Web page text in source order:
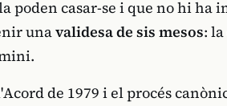
poden casar-se i que no hi ha
unavalidesa de sis mesos:
de 1979 i el procés